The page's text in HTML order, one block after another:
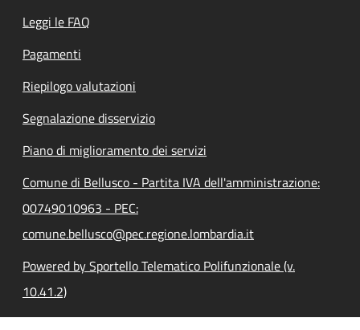
Leggi le FAQ
Pagamenti
Riepilogo valutazioni
Segnalazione disservizio
Piano di miglioramento dei servizi
Comune di Bellusco - Partita IVA dell'amministrazione:
00749010963 - PEC:
comune.bellusco@pec.regione.lombardia.it
Powered by Sportello Telematico Polifunzionale (v.
10.41.2)